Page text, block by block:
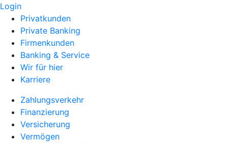
Login
Privatkunden
Private Banking
Firmenkunden
Banking & Service
Wir für hier
Karriere
Zahlungsverkehr
Finanzierung
Versicherung
Vermögen